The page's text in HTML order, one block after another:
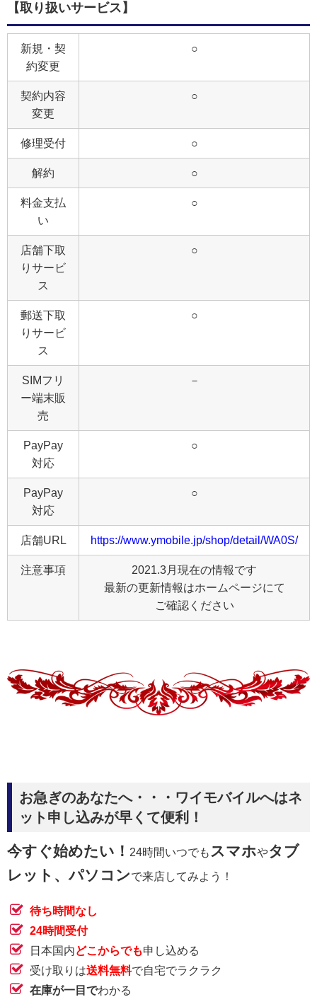
【取り扱いサービス】
新規・契
約変更
○
契約内容
変更
○
修理受付 ○
解約 ○
料金支払
い
○
店舗下取
りサービ
ス
○
郵送下取
りサービ
ス
○
SIMフリ
ー端末販
売
－
PayPay
対応
○
PayPay
対応
○
店舗URL https://www.ymobile.jp/shop/detail/WA0S/
注意事項
2021.3月現在の情報です
最新の更新情報はホームページにて
ご確認ください
お急ぎのあなたへ・・・ワイモバイルへはネ
ット申し込みが早くて便利！
今すぐ始めたい！ 24時間いつでもスマホやタブ
レット、パソコンで来店してみよう！
待ち時間なし
24時間受付
日本国内どこからでも申し込める
受け取りは送料無料で自宅でラクラク
在庫が一目でわかる